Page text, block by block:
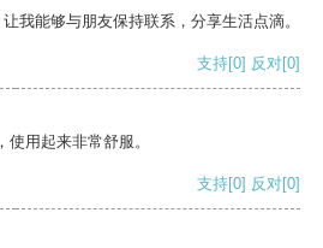
我能够与朋友保持联系，分享生活点滴。
支持[0] 反对[0]
用起来非常舒服。
支持[0] 反对[0]